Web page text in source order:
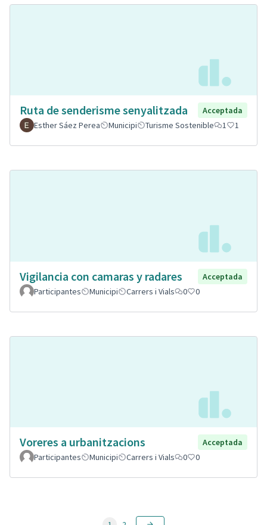
Ruta de senderisme senyalitzada
Acceptada
Esther Sáez Perea
Municipi Turisme Sostenible 1 1
Vigilancia con camaras y radares
Acceptada
Participantes
Municipi Carrers i Vials 0 0
Voreres a urbanitzacions
Acceptada
Participantes
Municipi Carrers i Vials 0 0